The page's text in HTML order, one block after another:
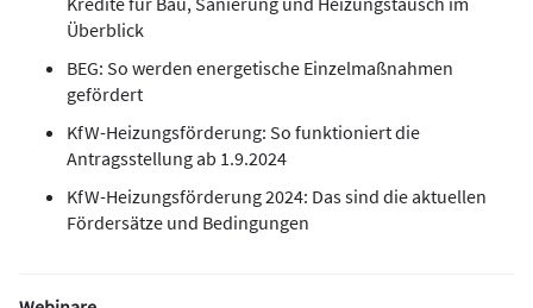
Überblick
BEG: So werden energetische Einzelmaßnahmen
gefördert
KfW-Heizungsförderung: So funktioniert die
Antragsstellung ab 1.9.2024
KfW-Heizungsförderung 2024: Das sind die aktuellen
Fördersätze und Bedingungen